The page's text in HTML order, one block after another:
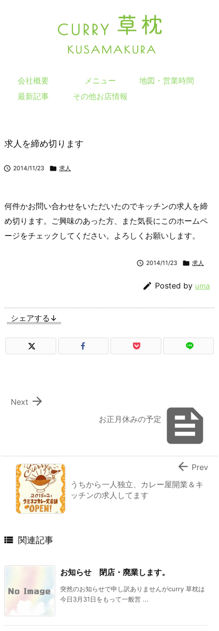
会社概要 メニュー
地図・営業時間
最新記事
その他お店情報
求人を締め切ります
 2014/11/23  求人
何件かお問い合わせをいただいたのでキッチンの求人を締
め切ります。ご興味のあった方、また気長にこのホームペ
ージをチェックしてください。よろしくお願いします。
 2014/11/23  求人
 Posted by uma
シェアする↓

お正月休みの予定

Next
うちから一人独立、カレー屋開業＆キ
ッチンの求人してます
 Prev
 関連記事
お知らせ 閉店・廃業します。
突然のお知らせで申し訳ありませんがcurry 草枕は
今日3月31日をもって一般営 ...